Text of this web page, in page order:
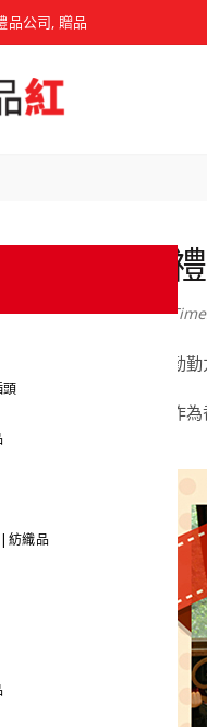
品公司, 贈品
紡織品
勤
作